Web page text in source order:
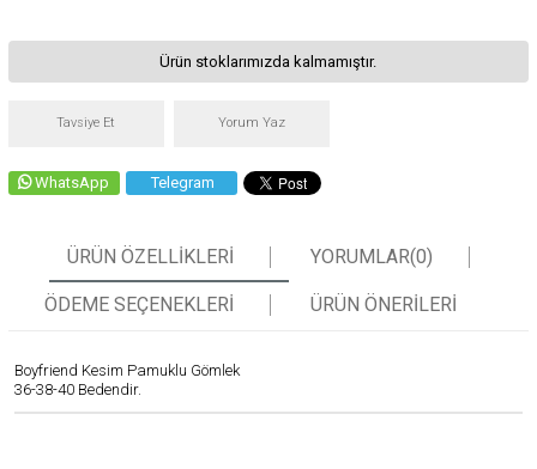
Ürün stoklarımızda kalmamıştır.
Tavsiye Et Yorum Yaz
WhatsApp Telegram
ÜRÜN ÖZELLIKLERI YORUMLAR(0)
ÖDEME SEÇENEKLERI ÜRÜN ÖNERILERI
Boyfriend Kesim Pamuklu Gömlek
36-38-40 Bedendir.